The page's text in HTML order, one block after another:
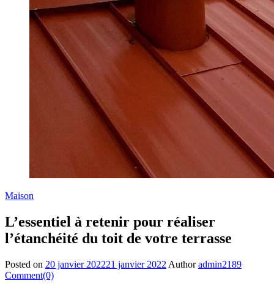
Maison
L’essentiel à retenir pour réaliser
l’étanchéité du toit de votre terrasse
Posted on 20 janvier 202221 janvier 2022 Author admin2189
Comment(0)